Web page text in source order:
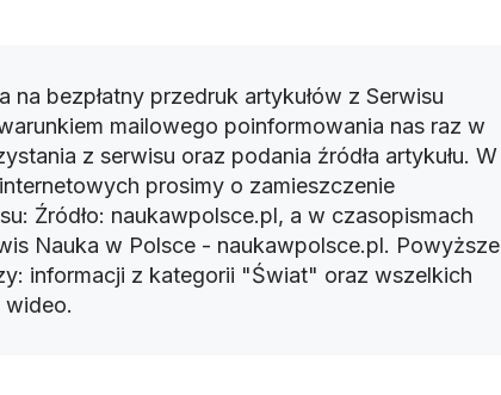
na bezpłatny przedruk artykułów z Serwisu
mailowego poinformowania nas raz w
z serwisu oraz podania źródła artykułu. W
prosimy o zamieszczenie
Źródło: naukawpolsce.pl, a w czasopismach
Nauka w Polsce - naukawpolsce.pl. Powyższe
informacji z kategorii "Świat" oraz wszelkich
wideo.